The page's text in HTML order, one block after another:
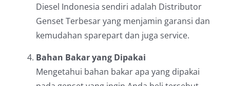
Diesel Indonesia sendiri adalah Distributor
Genset Terbesar yang menjamin garansi dan
kemudahan sparepart dan juga service.
Bahan Bakar yang Dipakai
Mengetahui bahan bakar apa yang dipakai